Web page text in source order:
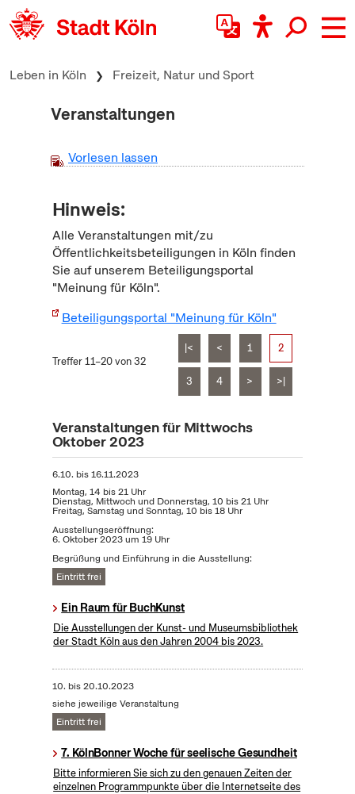
zum Inhalt springen
Leben in Köln Freizeit, Natur und Sport
Veranstaltungen
Vorlesen lassen
Hinweis:
Alle Veranstaltungen mit/zu
Öffentlichkeitsbeteiligungen in Köln finden
Sie auf unserem Beteiligungsportal
"Meinung für Köln".
Beteiligungsportal "Meinung für Köln"
Treffer 11–20 von 32
|< < 1 2
3 4 > >|
Veranstaltungen für Mittwochs
Oktober 2023
6.10. bis16.11.2023
Montag, 14 bis 21 Uhr
Dienstag, Mittwoch und Donnerstag, 10 bis 21 Uhr
Freitag, Samstag und Sonntag, 10 bis 18 Uhr
Ausstellungseröffnung:
6. Oktober 2023 um 19 Uhr
Begrüßung und Einführung in die Ausstellung:
Eintritt frei
Ein Raum für BuchKunst
Die Ausstellungen der Kunst- und Museumsbibliothek
der Stadt Köln aus den Jahren 2004 bis 2023.
10. bis20.10.2023
siehe jeweilige Veranstaltung
Eintritt frei
7. KölnBonner Woche für seelische Gesundheit
Bitte informieren Sie sich zu den genauen Zeiten der
einzelnen Programmpunkte über die Internetseite des